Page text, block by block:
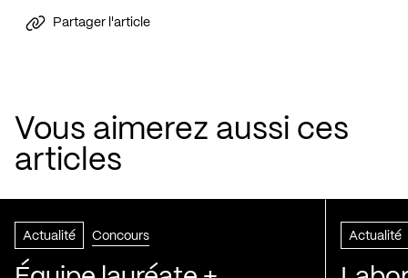
Partager l'article
Vous aimerez aussi ces
articles
Actualité Concours Actualité